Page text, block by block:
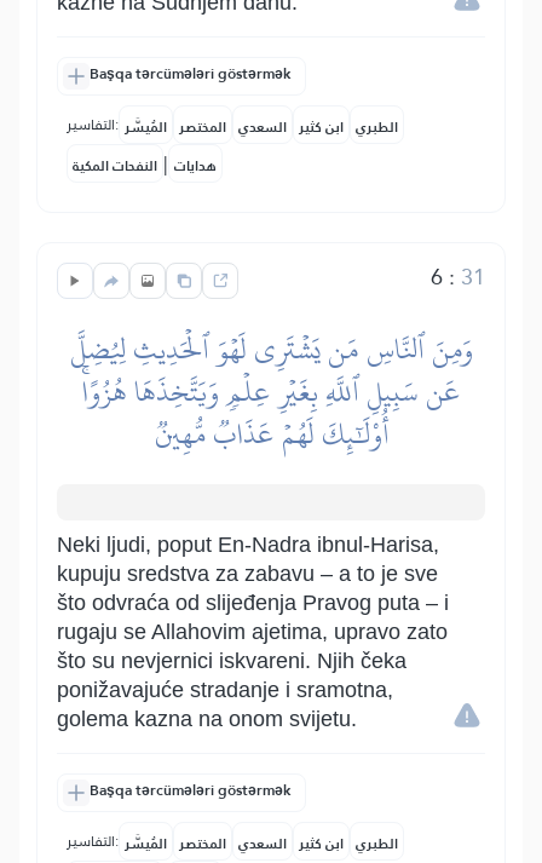
Başqa tərcümələri göstərmək
التفاسير: المُيسَّر المختصر السعدي ابن كثير الطبري
النفحات المكية | هدايات
6: 31
وَمِنَ ٱلنَّاسِ مَن يَشۡتَرِي لَهۡوَ ٱلۡحَدِيثِ لِيُضِلَّ
عَن سَبِيلِ ٱللَّهِ بِغَيۡرِ عِلۡمٖ وَيَتَّخِذَهَا هُزُوًاۚ
أُوْلَٰٓئِكَ لَهُمۡ عَذَابٞ مُّهِينٞ
Neki ljudi, poput En-Nadra ibnul-Harisa,
kupuju sredstva za zabavu – a to je sve
što odvraća od slijeđenja Pravog puta – i
rugaju se Allahovim ajetima, upravo zato
što su nevjernici iskvareni. Njih čeka
ponižavajuće stradanje i sramotna,
golema kazna na onom svijetu.
Başqa tərcümələri göstərmək
التفاسير: المُيسَّر المختصر السعدي ابن كثير الطبري